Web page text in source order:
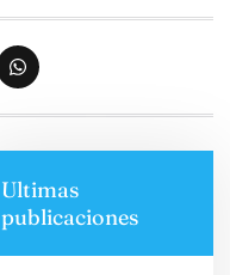
Ultimas
publicaciones